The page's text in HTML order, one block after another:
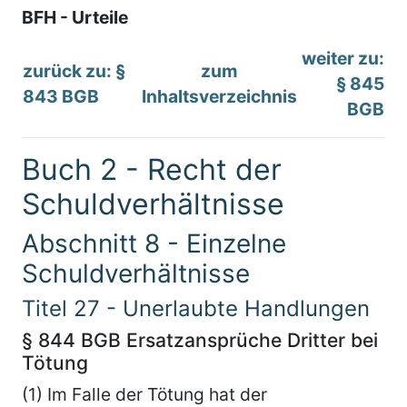
BFH - Urteile
zurück zu: §
843 BGB
zum
Inhaltsverzeichnis
weiter zu:
§ 845
BGB
Buch 2 - Recht der
Schuldverhältnisse
Abschnitt 8 - Einzelne
Schuldverhältnisse
Titel 27 - Unerlaubte Handlungen
§ 844 BGB Ersatzansprüche Dritter bei
Tötung
(1) Im Falle der Tötung hat der